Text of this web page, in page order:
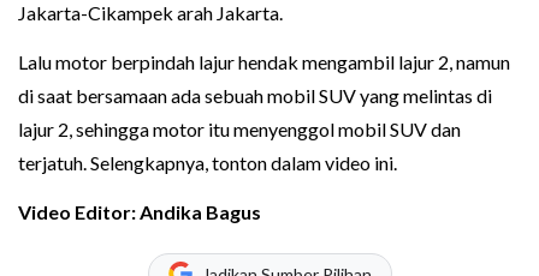
Jakarta-Cikampek arah Jakarta.
Lalu motor berpindah lajur hendak mengambil lajur 2, namun
di saat bersamaan ada sebuah mobil SUV yang melintas di
lajur 2, sehingga motor itu menyenggol mobil SUV dan
terjatuh. Selengkapnya, tonton dalam video ini.
Video Editor: Andika Bagus